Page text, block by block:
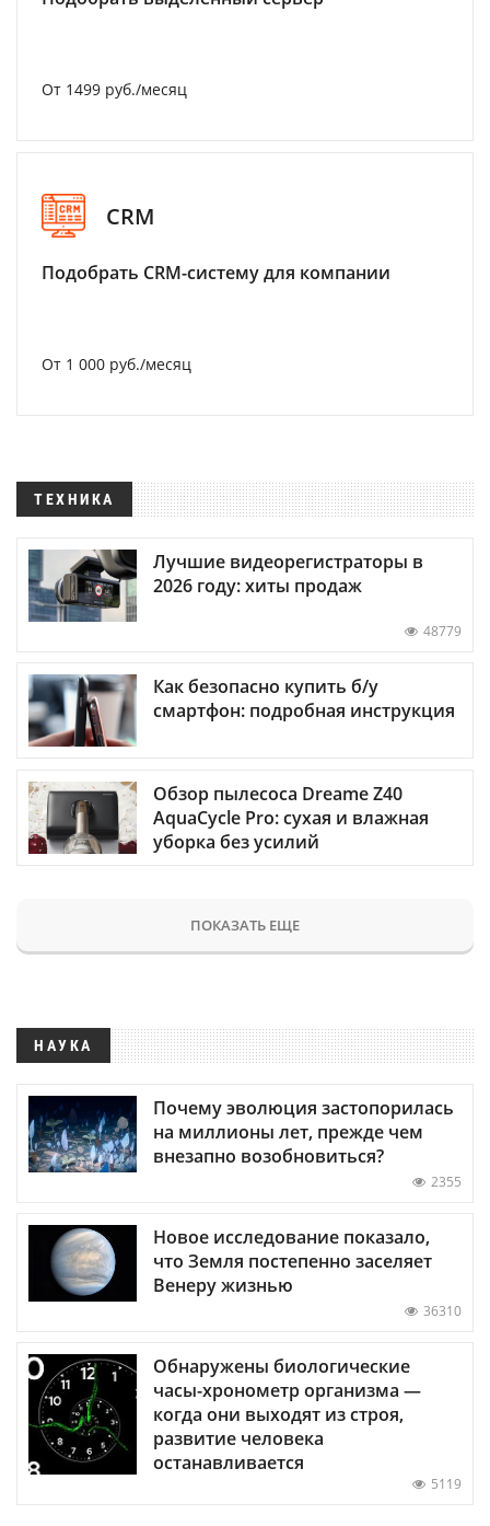
От 1499 руб./месяц
CRM
Подобрать CRM-систему для компании
От 1 000 руб./месяц
ТЕХНИКА
Лучшие видеорегистраторы в
2026 году: хиты продаж
48779
Как безопасно купить б/у
смартфон: подробная инструкция
Обзор пылесоса Dreame Z40
AquaCycle Pro: сухая и влажная
уборка без усилий
ПОКАЗАТЬ ЕЩЕ
НАУКА
Почему эволюция застопорилась
на миллионы лет, прежде чем
внезапно возобновиться?
2355
Новое исследование показало,
что Земля постепенно заселяет
Венеру жизнью
36310
Обнаружены биологические
часы-хронометр организма —
когда они выходят из строя,
развитие человека
останавливается
5119